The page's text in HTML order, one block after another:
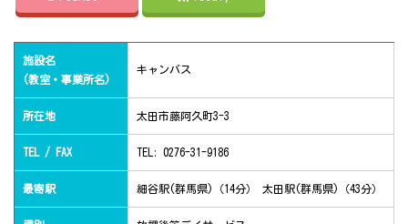
施設名
(教室・事業所名)
キャンバス
所在地 太田市藤阿久町3-3
TEL / FAX TEL: 0276-31-9186
最寄駅 細谷駅(群馬県)（14分） 太田駅(群馬県)（43分）